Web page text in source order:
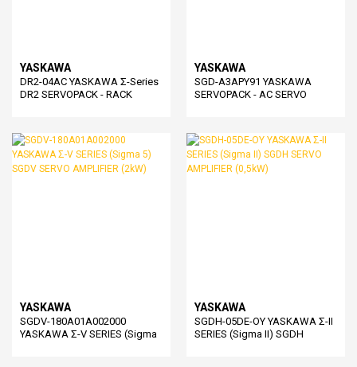
YASKAWA
DR2-04AC YASKAWA Σ-Series
DR2 SERVOPACK - RACK
YASKAWA
SGD-A3APY91 YASKAWA
SERVOPACK - AC SERVO
YASKAWA
SGDV-180A01A002000
YASKAWA Σ-V SERIES (Sigma
YASKAWA
SGDH-05DE-OY YASKAWA Σ-II
SERIES (Sigma II) SGDH